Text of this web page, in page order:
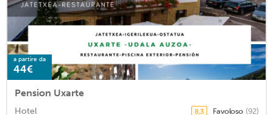
a partire da
44€
Pension Uxarte
Hotel 8,3 Favoloso (92)